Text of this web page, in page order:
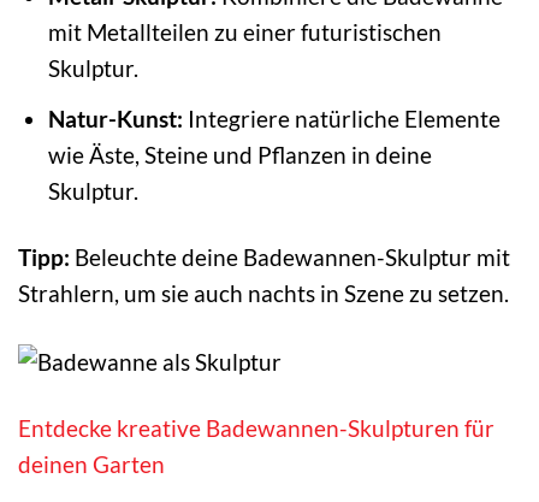
mit Metallteilen zu einer futuristischen
Skulptur.
Natur-Kunst: Integriere natürliche Elemente
wie Äste, Steine und Pflanzen in deine
Skulptur.
Tipp: Beleuchte deine Badewannen-Skulptur mit
Strahlern, um sie auch nachts in Szene zu setzen.
Entdecke kreative Badewannen-Skulpturen für
deinen Garten